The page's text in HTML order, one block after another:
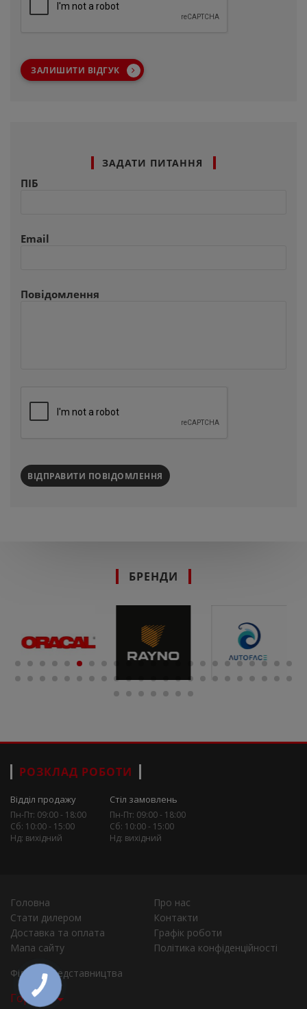
ЗАЛИШИТИ ВІДГУК
ЗАДАТИ ПИТАННЯ
ПІБ
Email
Повідомлення
ВІДПРАВИТИ ПОВІДОМЛЕННЯ
БРЕНДИ
РОЗКЛАД РОБОТИ
Відділ продажу
Пн-Пт: 09:00 - 18:00
Сб: 10:00 - 15:00
Нд: вихідний
Стіл замовлень
Пн-Пт: 09:00 - 18:00
Сб: 10:00 - 15:00
Нд: вихідний
Головна
Про нас
Стати дилером
Контакти
Доставка та оплата
Графік роботи
Мапа сайту
Політика конфіденційності
Філії та представництва
Города